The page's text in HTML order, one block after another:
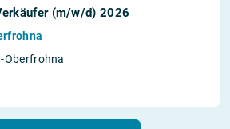
(m/w/d) 2026
Oberfrohna